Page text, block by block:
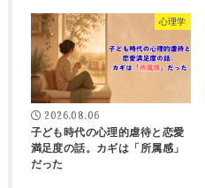
心理学
2026.08.06
子ども時代の心理的虐待と恋愛
満足度の話。カギは「所属感」
だった